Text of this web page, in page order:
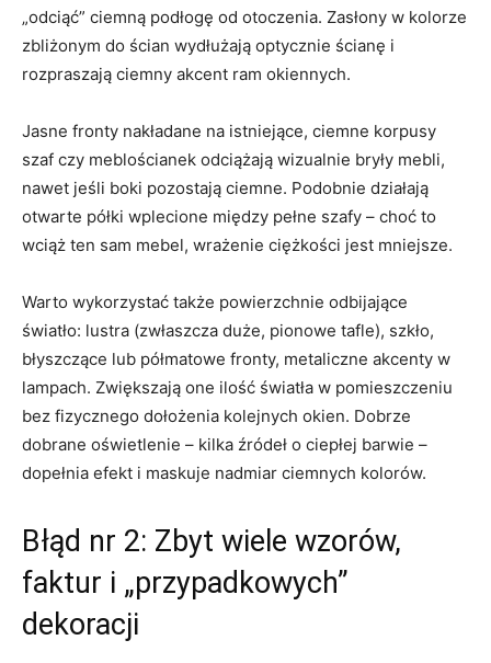
„odciąć” ciemną podłogę od otoczenia. Zasłony w kolorze
zbliżonym do ścian wydłużają optycznie ścianę i
rozpraszają ciemny akcent ram okiennych.
Jasne fronty nakładane na istniejące, ciemne korpusy
szaf czy meblościanek odciążają wizualnie bryły mebli,
nawet jeśli boki pozostają ciemne. Podobnie działają
otwarte półki wplecione między pełne szafy – choć to
wciąż ten sam mebel, wrażenie ciężkości jest mniejsze.
Warto wykorzystać także powierzchnie odbijające
światło: lustra (zwłaszcza duże, pionowe tafle), szkło,
błyszczące lub półmatowe fronty, metaliczne akcenty w
lampach. Zwiększają one ilość światła w pomieszczeniu
bez fizycznego dołożenia kolejnych okien. Dobrze
dobrane oświetlenie – kilka źródeł o ciepłej barwie –
dopełnia efekt i maskuje nadmiar ciemnych kolorów.
Błąd nr 2: Zbyt wiele wzorów,
faktur i „przypadkowych”
dekoracji